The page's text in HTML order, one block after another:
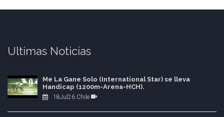
Ultimas Noticias
Me La Gane Solo (International Star) se lleva
Handicap (1200m-Arena-HCH).
18Jul26 Chile